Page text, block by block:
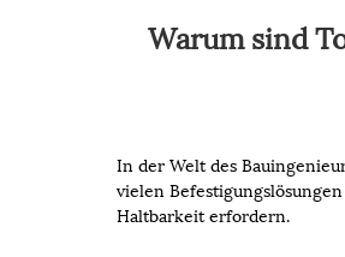
Warum sind
In der Welt des
vielen
Haltbarkeit erfordern.